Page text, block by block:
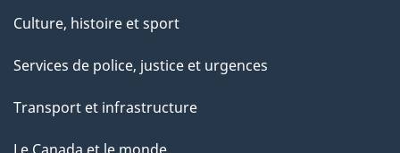
Culture, histoire et sport
Services de police, justice et urgences
Transport et infrastructure